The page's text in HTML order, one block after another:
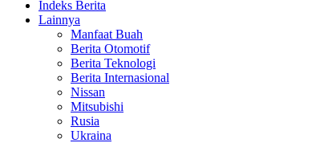
Indeks Berita
Lainnya
Manfaat Buah
Berita Otomotif
Berita Teknologi
Berita Internasional
Nissan
Mitsubishi
Rusia
Ukraina